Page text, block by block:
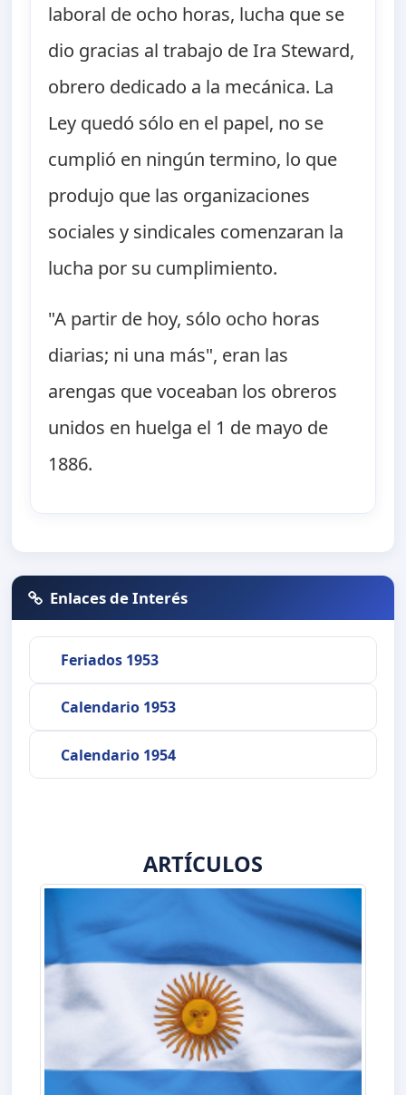
laboral de ocho horas, lucha que se
dio gracias al trabajo de Ira Steward,
obrero dedicado a la mecánica. La
Ley quedó sólo en el papel, no se
cumplió en ningún termino, lo que
produjo que las organizaciones
sociales y sindicales comenzaran la
lucha por su cumplimiento.
"A partir de hoy, sólo ocho horas
diarias; ni una más", eran las
arengas que voceaban los obreros
unidos en huelga el 1 de mayo de
1886.
Enlaces de Interés
Feriados 1953
Calendario 1953
Calendario 1954
ARTÍCULOS